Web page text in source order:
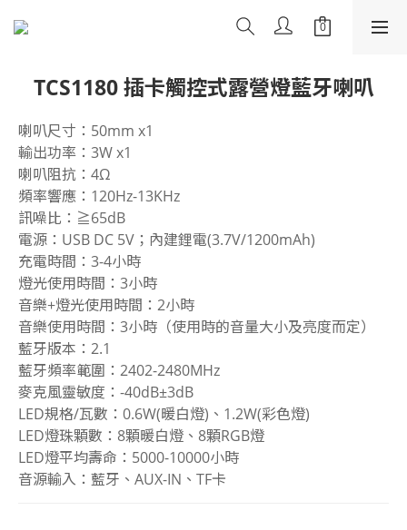
TCS1180 插卡觸控式露營燈藍牙喇叭
喇叭尺寸：50mm x1
輸出功率：3W x1
喇叭阻抗：4Ω
頻率響應：120Hz-13KHz
訊噪比：≧65dB
電源：USB DC 5V；內建鋰電(3.7V/1200mAh)
充電時間：3-4小時
燈光使用時間：3小時
音樂+燈光使用時間：2小時
音樂使用時間：3小時（使用時的音量大小及亮度而定）
藍牙版本：2.1
藍牙頻率範圍：2402-2480MHz
麥克風靈敏度：-40dB±3dB
LED規格/瓦數：0.6W(暖白燈)、1.2W(彩色燈)
LED燈珠顆數：8顆暖白燈、8顆RGB燈
LED燈平均壽命：5000-10000小時
音源輸入：藍牙、AUX-IN、TF卡